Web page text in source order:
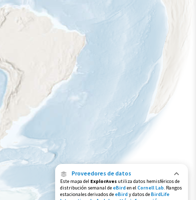
Proveedores de datos
Este mapa del ExplorAves utiliza datos hemisféricos de
distribución semanal de eBird en elCornell Lab. Rangos
estacionales derivados de eBird y datos deBirdLife